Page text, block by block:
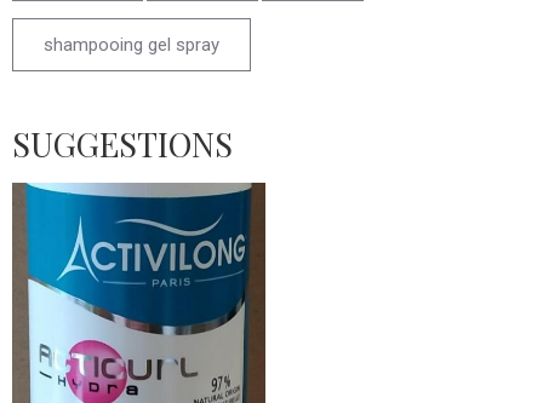
shampooing gel spray
SUGGESTIONS